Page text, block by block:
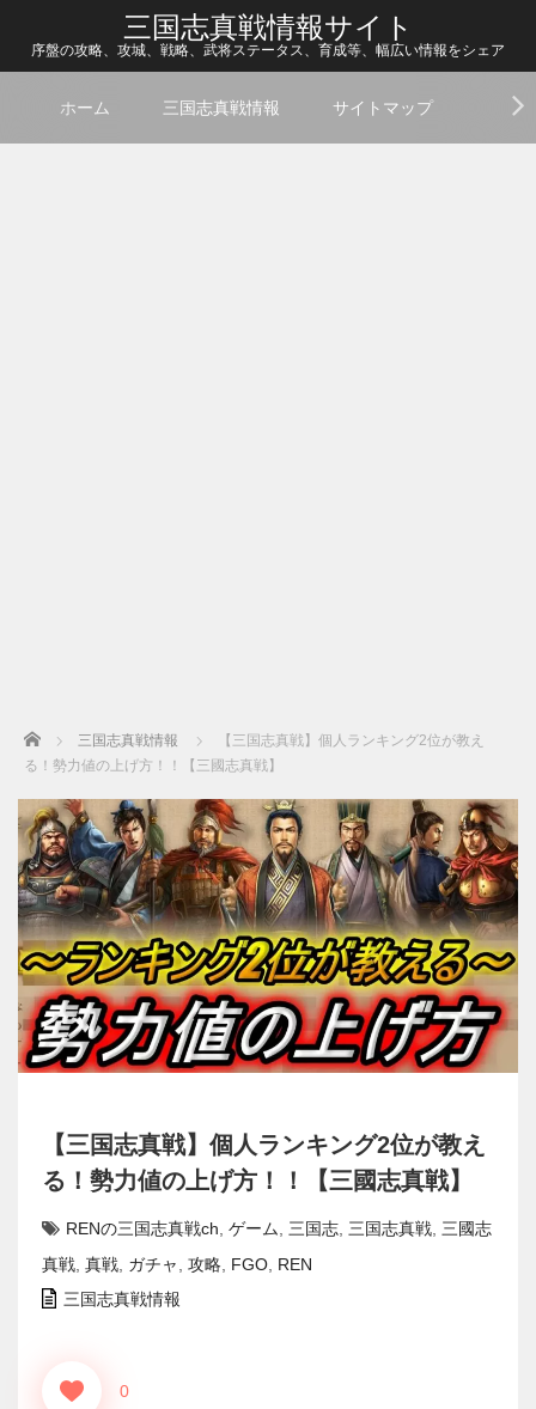
三国志真戦情報サイト
序盤の攻略、攻城、戦略、武将ステータス、育成等、幅広い情報をシェア
ホーム 三国志真戦情報 サイトマップ
Home 三国志真戦情報
【三国志真戦】個人ランキング2位が教え
る！勢力値の上げ方！！【三國志真戦】
【三国志真戦】個人ランキング2位が教え
る！勢力値の上げ方！！【三國志真戦】
RENの三国志真戦ch ゲーム 三国志 三国志真戦 三國志
真戦 真戦 ガチャ 攻略 FGO REN
三国志真戦情報
0